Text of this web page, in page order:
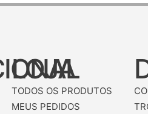
LOJA
TODOS OS PRODUTOS
MEUS PEDIDOS